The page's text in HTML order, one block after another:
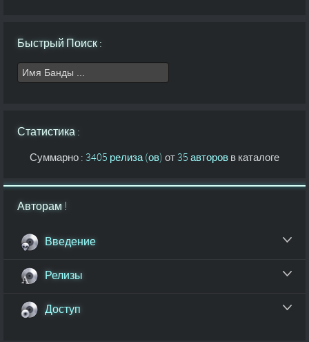
Быстрый Поиск :
Статистика :
Суммарно : 3405 релиза (ов) от35 авторов в каталоге
Авторам !
Введение
Релизы
Доступ